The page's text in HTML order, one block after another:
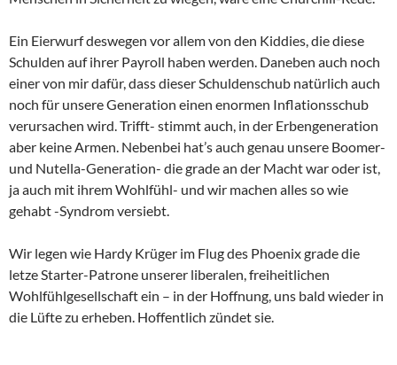
Ein Eierwurf deswegen vor allem von den Kiddies, die diese
Schulden auf ihrer Payroll haben werden. Daneben auch noch
einer von mir dafür, dass dieser Schuldenschub natürlich auch
noch für unsere Generation einen enormen Inflationsschub
verursachen wird. Trifft- stimmt auch, in der Erbengeneration
aber keine Armen. Nebenbei hat’s auch genau unsere Boomer-
und Nutella-Generation- die grade an der Macht war oder ist,
ja auch mit ihrem Wohlfühl- und wir machen alles so wie
gehabt -Syndrom versiebt.
Wir legen wie Hardy Krüger im Flug des Phoenix grade die
letze Starter-Patrone unserer liberalen, freiheitlichen
Wohlfühlgesellschaft ein – in der Hoffnung, uns bald wieder in
die Lüfte zu erheben. Hoffentlich zündet sie.